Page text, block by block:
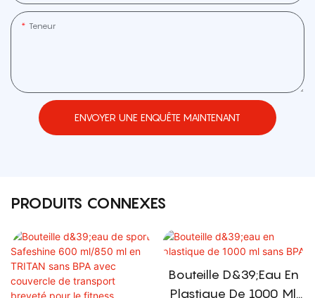
Teneur
ENVOYER UNE ENQUÊTE MAINTENANT
PRODUITS CONNEXES
Bouteille D&39;eau En
Plastique De 1000 Ml